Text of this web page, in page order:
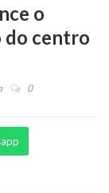
o
do centro
0